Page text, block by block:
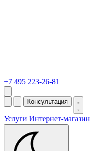
+7 495 223-26-81
Консультация
Услуги Интернет-магазин